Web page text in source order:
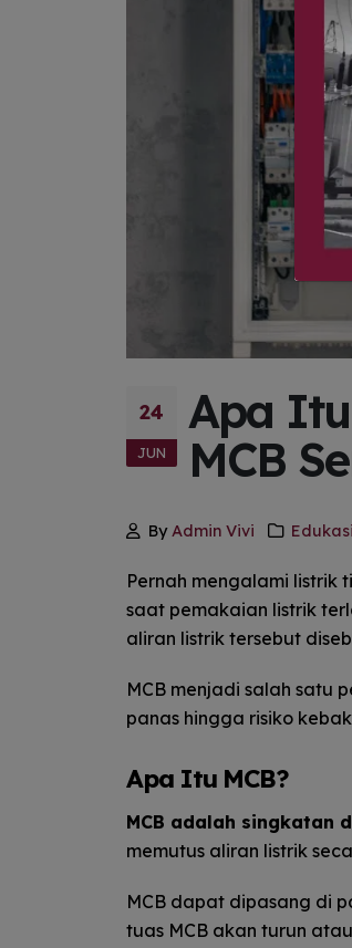
24
JUN
Apa
MCB
ByAdmin Vivi Edukasi
Pernah mengalami listrik
saat pemakaian listrik
aliran listrik tersebut
MCB menjadi salah satu
panas hingga risiko
Apa Itu MCB?
MCB adalah singkatan
memutus aliran listrik
MCB dapat dipasang di
tuas MCB akan turun atau